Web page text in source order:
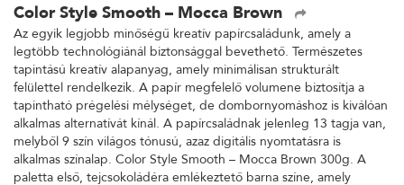
Color Style Smooth – Mocca Brown
Az egyik legjobb minőségű kreatív papírcsaládunk, amely a
legtöbb technológiánál biztonsággal bevethető. Természetes
tapintású kreatív alapanyag, amely minimálisan strukturált
felülettel rendelkezik. A papír megfelelő volumene biztosítja a
tapintható prégelési mélységet, de dombornyomáshoz is kiválóan
alkalmas alternatívát kínál. A papírcsaládnak jelenleg 13 tagja van,
melyből 9 szín világos tónusú, azaz digitális nyomtatásra is
alkalmas színalap. Color Style Smooth – Mocca Brown 300g. A
paletta első, tejcsokoládéra emlékeztető barna színe, amely